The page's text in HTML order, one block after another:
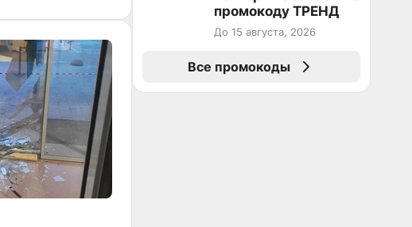
промокоду ТРЕНД
До 15 августа, 2026
Все промокоды